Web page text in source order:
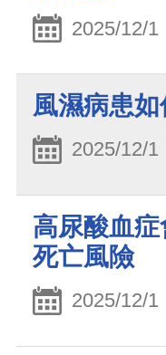
2025/12/1
風濕病患
2025/12/1
高尿酸血
死亡風險
2025/12/1